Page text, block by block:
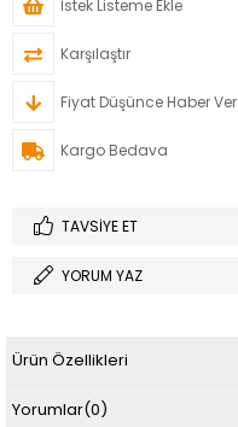
İstek Listeme Ekle
Karşılaştır
Fiyat Düşünce Haber Ver
Kargo Bedava
TAVSIYE ET
YORUM YAZ
Ürün Özellikleri
Yorumlar(0)